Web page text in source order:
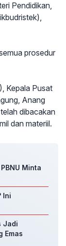
Pendidikan,
prosedur
Kepala Pusat
Anang
dibacakan
dan materiil.
Minta
Ini
Jadi
Emas